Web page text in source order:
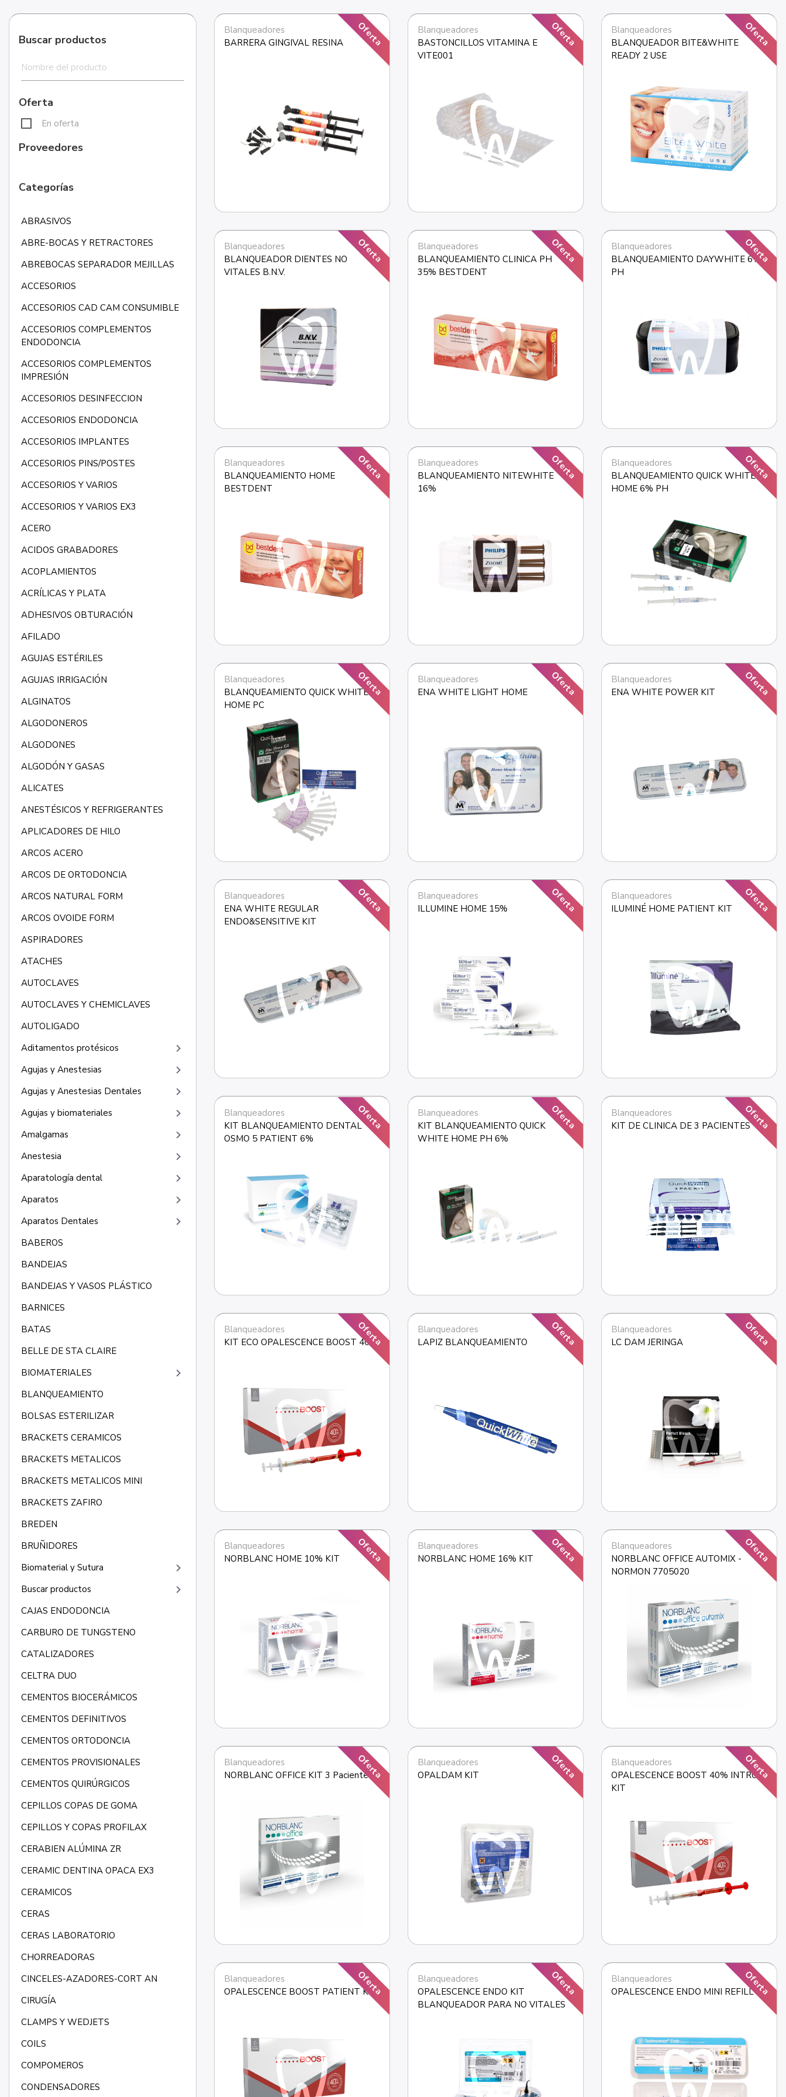
Buscar productos
Oferta
En oferta
Proveedores
Categorías
ABRASIVOS
ABRE-BOCAS Y RETRACTORES
ABREBOCAS SEPARADOR MEJILLAS
ACCESORIOS
ACCESORIOS CAD CAM CONSUMIBLE
ACCESORIOS COMPLEMENTOS
ENDODONCIA
ACCESORIOS COMPLEMENTOS
IMPRESIÓN
ACCESORIOS DESINFECCION
ACCESORIOS ENDODONCIA
ACCESORIOS IMPLANTES
ACCESORIOS PINS/POSTES
ACCESORIOS Y VARIOS
ACCESORIOS Y VARIOS EX3
ACERO
ACIDOS GRABADORES
ACOPLAMIENTOS
ACRÍLICAS Y PLATA
ADHESIVOS OBTURACIÓN
AFILADO
AGUJAS ESTÉRILES
AGUJAS IRRIGACIÓN
ALGINATOS
ALGODONEROS
ALGODONES
ALGODÓN Y GASAS
ALICATES
ANESTÉSICOS Y REFRIGERANTES
APLICADORES DE HILO
ARCOS ACERO
ARCOS DE ORTODONCIA
ARCOS NATURAL FORM
ARCOS OVOIDE FORM
ASPIRADORES
ATACHES
AUTOCLAVES
AUTOCLAVES Y CHEMICLAVES
AUTOLIGADO
Aditamentos protésicos
keyboard_arrow_right
Agujas y Anestesias keyboard_arrow_right
Agujas y Anestesias Dentales keyboard_arrow_right
Agujas y biomateriales keyboard_arrow_right
Amalgamas keyboard_arrow_right
Anestesia keyboard_arrow_right
Aparatología dental keyboard_arrow_right
Aparatos keyboard_arrow_right
Aparatos Dentales keyboard_arrow_right
BABEROS
BANDEJAS
BANDEJAS Y VASOS PLÁSTICO
BARNICES
BATAS
BELLE DE STA CLAIRE
BIOMATERIALES
keyboard_arrow_right
BLANQUEAMIENTO
BOLSAS ESTERILIZAR
BRACKETS CERAMICOS
BRACKETS METALICOS
BRACKETS METALICOS MINI
BRACKETS ZAFIRO
BREDEN
BRUÑIDORES
Biomaterial y Sutura
keyboard_arrow_right
Buscar productos keyboard_arrow_right
CAJAS ENDODONCIA
CARBURO DE TUNGSTENO
CATALIZADORES
CELTRA DUO
CEMENTOS BIOCERÁMICOS
CEMENTOS DEFINITIVOS
CEMENTOS ORTODONCIA
CEMENTOS PROVISIONALES
CEMENTOS QUIRÚRGICOS
CEPILLOS COPAS DE GOMA
CEPILLOS Y COPAS PROFILAX
CERABIEN ALÚMINA ZR
CERAMIC DENTINA OPACA EX3
CERAMICOS
CERAS
CERAS LABORATORIO
CHORREADORAS
CINCELES-AZADORES-CORT AN
CIRUGÍA
CLAMPS Y WEDJETS
COILS
COMPOMEROS
CONDENSADORES
Oferta
Blanqueadores
BARRERA GINGIVAL RESINA
Oferta
Blanqueadores
BASTONCILLOS VITAMINA E
VITE001
Oferta
Blanqueadores
BLANQUEADOR BITE&WHITE
READY 2 USE
Oferta
Blanqueadores
BLANQUEADOR DIENTES NO
VITALES B.N.V.
Oferta
Blanqueadores
BLANQUEAMIENTO CLINICA PH
35% BESTDENT
Oferta
Blanqueadores
BLANQUEAMIENTO DAYWHITE 6%
PH
Oferta
Blanqueadores
BLANQUEAMIENTO HOME
BESTDENT
Oferta
Blanqueadores
BLANQUEAMIENTO NITEWHITE
16%
Oferta
Blanqueadores
BLANQUEAMIENTO QUICK WHITE
HOME 6% PH
Oferta
Blanqueadores
BLANQUEAMIENTO QUICK WHITE
HOME PC
Oferta
Blanqueadores
ENA WHITE LIGHT HOME
Oferta
Blanqueadores
ENA WHITE POWER KIT
Oferta
Blanqueadores
ENA WHITE REGULAR
ENDO&SENSITIVE KIT
Oferta
Blanqueadores
ILLUMINE HOME 15%
Oferta
Blanqueadores
ILUMINÉ HOME PATIENT KIT
Oferta
Blanqueadores
KIT BLANQUEAMIENTO DENTAL
OSMO 5 PATIENT 6%
Oferta
Blanqueadores
KIT BLANQUEAMIENTO QUICK
WHITE HOME PH 6%
Oferta
Blanqueadores
KIT DE CLINICA DE 3 PACIENTES
Oferta
Blanqueadores
KIT ECO OPALESCENCE BOOST 40%
Oferta
Blanqueadores
LAPIZ BLANQUEAMIENTO
Oferta
Blanqueadores
LC DAM JERINGA
Oferta
Blanqueadores
NORBLANC HOME 10% KIT
Oferta
Blanqueadores
NORBLANC HOME 16% KIT
Oferta
Blanqueadores
NORBLANC OFFICE AUTOMIX -
NORMON 7705020
Oferta
Blanqueadores
NORBLANC OFFICE KIT 3 Pacientes
Oferta
Blanqueadores
OPALDAM KIT
Oferta
Blanqueadores
OPALESCENCE BOOST 40% INTRO
KIT
Oferta
Blanqueadores
OPALESCENCE BOOST PATIENT KIT
Oferta
Blanqueadores
OPALESCENCE ENDO KIT
BLANQUEADOR PARA NO VITALES
Oferta
Blanqueadores
OPALESCENCE ENDO MINI REFILL